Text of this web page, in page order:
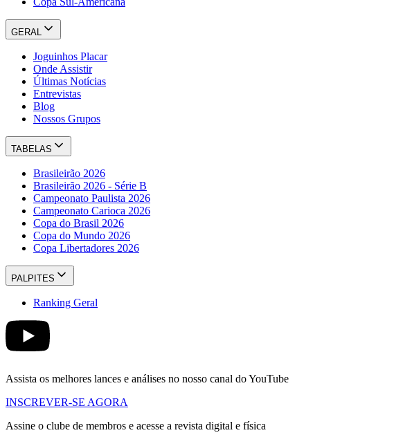
GERAL
Joguinhos Placar
Onde Assistir
Últimas Notícias
Entrevistas
Blog
Nossos Grupos
TABELAS
Brasileirão 2026
Brasileirão 2026 - Série B
Campeonato Paulista 2026
Campeonato Carioca 2026
Copa do Brasil 2026
Copa do Mundo 2026
Copa Libertadores 2026
PALPITES
Ranking Geral
Assista os melhores lances e análises no nosso canal do YouTube
INSCREVER-SE AGORA
Assine o clube de membros e acesse a revista digital e física